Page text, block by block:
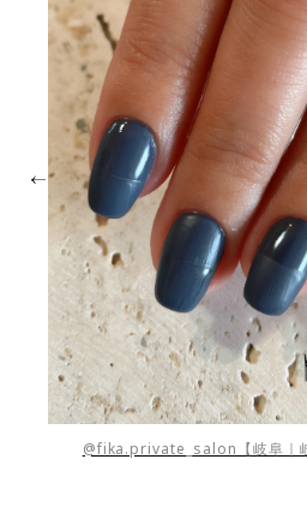
@fika.private_salon【岐阜｜